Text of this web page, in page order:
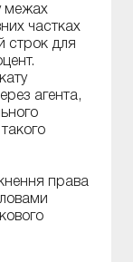
межах
частках
строк для
агента,
права